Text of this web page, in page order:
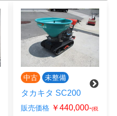
中古 未整備
タカキタ SC200
販売価格 ￥440,000-(税